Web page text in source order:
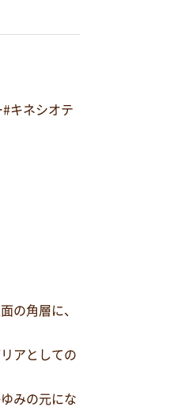
キネシオテ
の角層に、
アとしての
みの元にな